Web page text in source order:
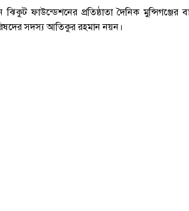
ফাউন্ডেশনের প্রতিষ্ঠাতা দৈনিক
সদস্য আতিকুর রহমান নয়ন।